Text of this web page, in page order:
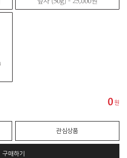
0 원
관심상품
구매하기